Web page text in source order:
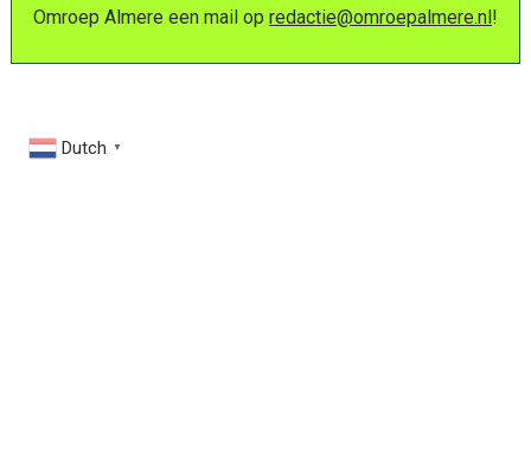
Omroep Almere een mail op redactie@omroepalmere.nl!
Dutch ▼